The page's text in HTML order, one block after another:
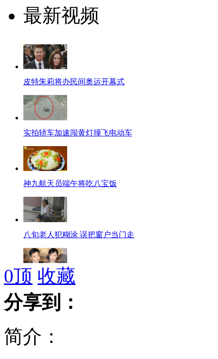
最新视频
皮特朱莉将办民间奥运开幕式
实拍轿车加速闯黄灯撞飞电动车
神九航天员端午将吃八宝饭
八旬老人犯糊涂 误把窗户当门走
梁朝伟尴尬避谈刘嘉玲绯闻
欧洲杯德国三战全胜 B组第一晋级
0顶 收藏
分享到：
简介：